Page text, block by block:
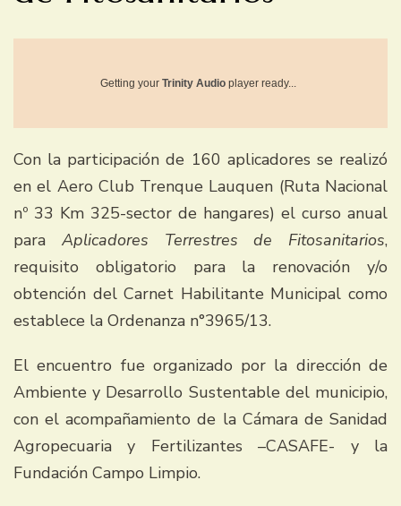
Getting your Trinity Audio player ready...
Con la participación de 160 aplicadores se realizó
en el Aero Club Trenque Lauquen (Ruta Nacional
nº 33 Km 325-sector de hangares) el curso anual
para Aplicadores Terrestres de Fitosanitarios,
requisito obligatorio para la renovación y/o
obtención del Carnet Habilitante Municipal como
establece la Ordenanza n°3965/13.
El encuentro fue organizado por la dirección de
Ambiente y Desarrollo Sustentable del municipio,
con el acompañamiento de la Cámara de Sanidad
Agropecuaria y Fertilizantes –CASAFE- y la
Fundación Campo Limpio.